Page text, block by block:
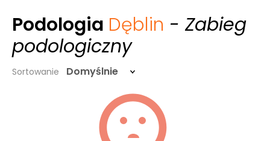
Podologia Dęblin - Zabieg
podologiczny
Sortowanie Domyślnie